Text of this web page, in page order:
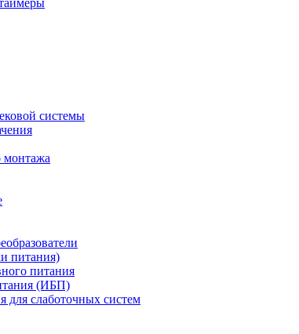
системы
монтажа
питания)
питания
(ИБП)
для слаботочных систем